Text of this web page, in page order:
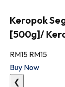
Keropok
[500g]/
RM15 RM15
Buy Now
❮